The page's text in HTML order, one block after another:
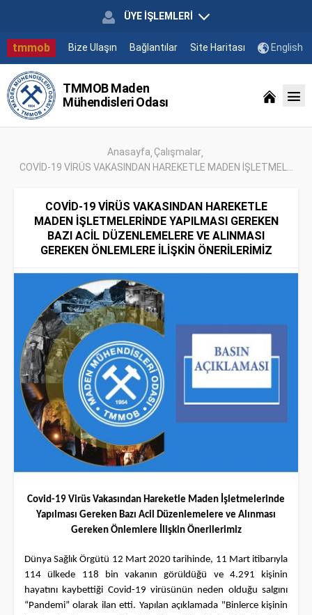
ÜYE İŞLEMLERİ
tmmob Bize Ulaşın Bağlantılar Site Haritası English
TMMOB Maden
Mühendisleri Odası
Anasayfa Çalışmalar
COVİD-19 VİRÜS VAKASINDAN HAREKETLE MADEN İŞLETMEL...
COVİD-19 VİRÜS VAKASINDAN HAREKETLE
MADEN İŞLETMELERİNDE YAPILMASI GEREKEN
BAZI ACİL DÜZENLEMELERE VE ALINMASI
GEREKEN ÖNLEMLERE İLİŞKİN ÖNERİLERİMİZ
Covid-19 Virüs Vakasından Hareketle Maden İşletmelerinde
Yapılması Gereken Bazı Acil Düzenlemelere ve Alınması
Gereken Önlemlere İlişkin Önerilerimiz
Dünya Sağlık Örgütü 12 Mart 2020 tarihinde, 11 Mart itibarıyla
114 ülkede 118 bin vakanın görüldüğü ve 4.291 kişinin
hayatını kaybettiği Covid-19 virüsünün neden olduğu salgını
“Pandemi” olarak ilan etti. Yapılan açıklamada "Binlerce kişinin